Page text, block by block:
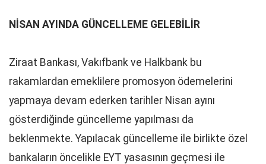
NİSAN AYINDA GÜNCELLEME GELEBİLİR
Ziraat Bankası, Vakıfbank ve Halkbank bu
rakamlardan emeklilere promosyon ödemelerini
yapmaya devam ederken tarihler Nisan ayını
gösterdiğinde güncelleme yapılması da
beklenmekte. Yapılacak güncelleme ile birlikte özel
bankaların öncelikle EYT yasasının geçmesi ile